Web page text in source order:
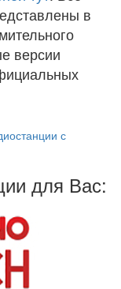
в
версии
с
для Вас: